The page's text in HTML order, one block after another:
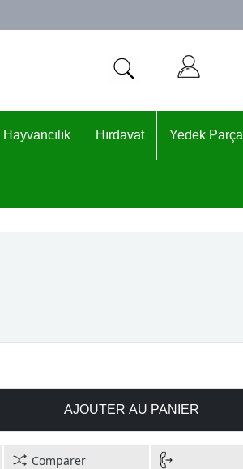
Hayvancılık Hırdavat Yedek Parça
AJOUTER AU PANIER
Comparer